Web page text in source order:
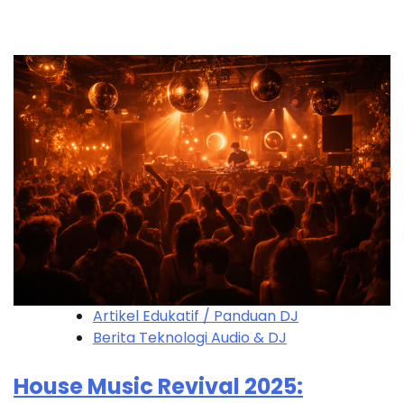
Artikel Edukatif / Panduan DJ
Berita Teknologi Audio & DJ
House Music Revival 2025: